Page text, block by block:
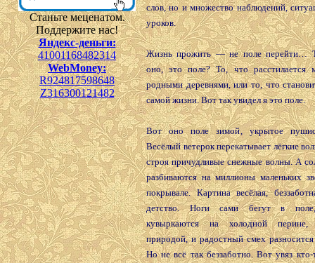
Станьте меценатом.
Поддержите нас!
Яндекс-деньги:
41001168482314
WebMoney:
R924817598648
Z316300121482
слов, но и множество наблюдений,
уроков.
Жизнь прожить — не поле перейти…
оно, это поле? То, что расстилается
родными деревнями, или то, что
самой жизни. Вот так увидел я это поле.
Вот оно поле зимой, укрытое
Весёлый ветерок перекатывает лёгкие
строя причудливые снежные волны. А
разбиваются на миллионы маленьких
покрывале. Картина весёлая,
детство. Ноги сами бегут в
кувыркаются на холодной перине,
природой, и радостный смех
Но не всё так беззаботно. Вот увяз кто-